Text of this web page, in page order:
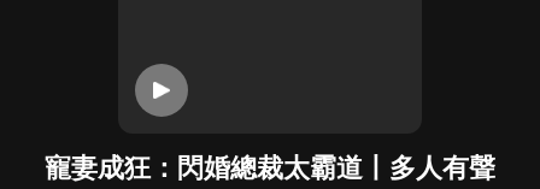
寵妻成狂：閃婚總裁太霸道丨多人有聲